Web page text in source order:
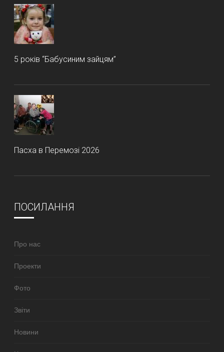
5 років “Бабусиним зайцям”
Пасха в Перемозі 2026
ПОСИЛАННЯ
Про нас
Проекти
Фото
Звіти
Новини